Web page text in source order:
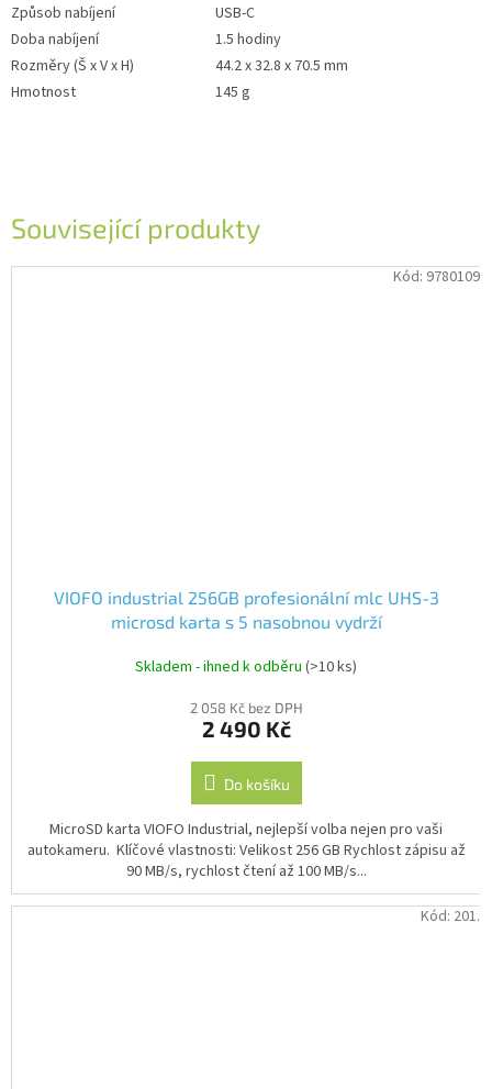
Související produkty
VIOFO industrial 256GB profesionální mlc UHS-3
microsd karta s 5 nasobnou vydrží
Skladem - ihned k odběru (>10 ks)
2 058 Kč bez DPH
2 490 Kč
Do košíku
MicroSD karta VIOFO Industrial, nejlepší volba nejen pro vaši
autokameru. Klíčové vlastnosti: Velikost 256 GB Rychlost zápisu až
90 MB/s, rychlost čtení až 100 MB/s...
Kód: 9780109
Kód: 201.
Způsob nabíjení
USB-C
Doba nabíjení
1.5 hodiny
Rozměry (Š x V x H)
44.2 x 32.8 x 70.5 mm
Hmotnost
145 g